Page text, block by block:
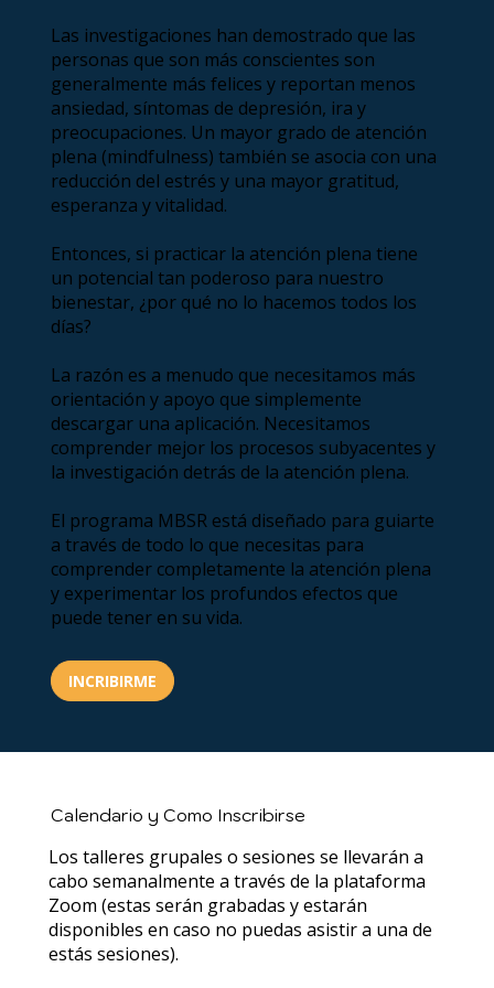
Las investigaciones han demostrado que las
personas que son más conscientes son
generalmente más felices y reportan menos
ansiedad, síntomas de depresión, ira y
preocupaciones. Un mayor grado de atención
plena (mindfulness) también se asocia con una
reducción del estrés y una mayor gratitud,
esperanza y vitalidad.
Entonces, si practicar la atención plena tiene
un potencial tan poderoso para nuestro
bienestar, ¿por qué no lo hacemos todos los
días?
La razón es a menudo que necesitamos más
orientación y apoyo que simplemente
descargar una aplicación. Necesitamos
comprender mejor los procesos subyacentes y
la investigación detrás de la atención plena.
El programa MBSR está diseñado para guiarte
a través de todo lo que necesitas para
comprender completamente la atención plena
y experimentar los profundos efectos que
puede tener en su vida.
INCRIBIRME
Calendario y Como Inscribirse
Los talleres grupales o sesiones se llevarán a
cabo semanalmente a través de la plataforma
Zoom (estas serán grabadas y estarán
disponibles en caso no puedas asistir a una de
estás sesiones).